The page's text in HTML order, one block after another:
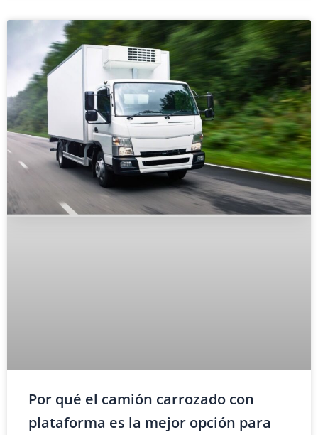
Por qué el camión carrozado con
plataforma es la mejor opción para